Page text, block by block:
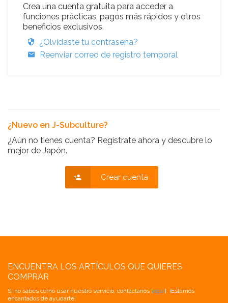
Crea una cuenta gratuita para acceder a
funciones prácticas, pagos más rápidos y otros
beneficios exclusivos.
¿Olvidaste tu contraseña?
Reenviar correo de registro temporal
¿Nuevo en J-Subculture?
¿Aún no tienes cuenta? Regístrate ahora y descubre lo
mejor de Japón.
Crear cuenta
ENCUENTRA LOS ARTÍCULOS QUE QUIERES
COMPRAR
Si no sabes cómo usar nuestro servicio, contáctanos [aquí]. ¡Estamos
encantados de ayudarte!